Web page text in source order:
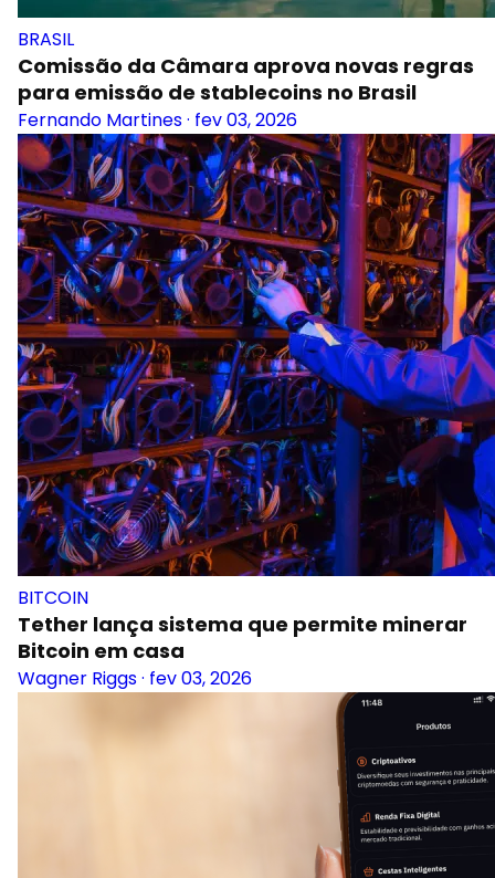
BRASIL
Comissão da Câmara aprova novas regras
para emissão de stablecoins no Brasil
Fernando Martines· fev 03, 2026
BITCOIN
Tether lança sistema que permite minerar
Bitcoin em casa
Wagner Riggs· fev 03, 2026